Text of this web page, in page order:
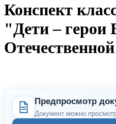
Конспект
"Дети – герои
Предпросмотр
Документ можно